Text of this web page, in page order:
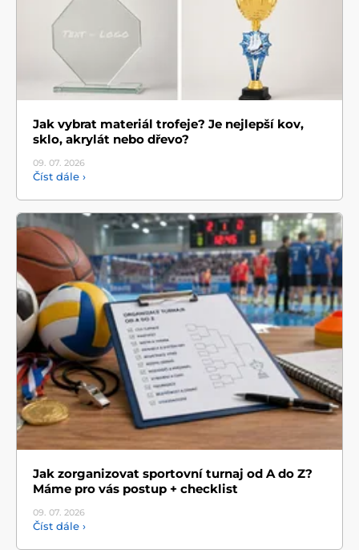
Jak vybrat materiál trofeje? Je nejlepší kov,
sklo, akrylát nebo dřevo?
09. 07. 2026
Číst dále ›
Jak zorganizovat sportovní turnaj od A do Z?
Máme pro vás postup + checklist
09. 07. 2026
Číst dále ›